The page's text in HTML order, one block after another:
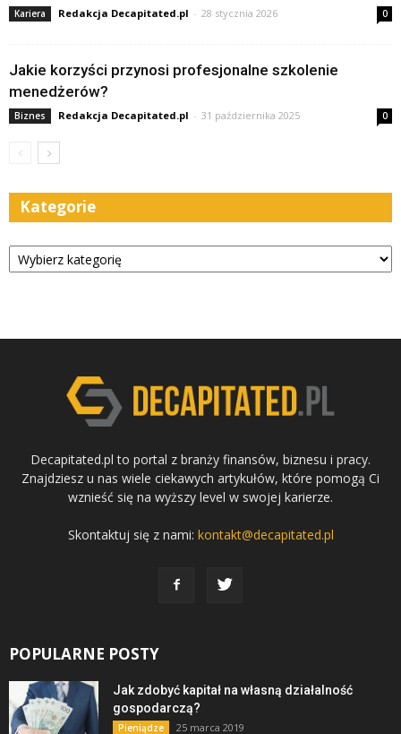
Kariera Redakcja Decapitated.pl - 28 stycznia 2026 0
Jakie korzyści przynosi profesjonalne szkolenie
menedżerów?
Biznes Redakcja Decapitated.pl - 31 października 2025 0
Kategorie
Kategorie
Decapitated.pl to portal z branży finansów, biznesu i pracy.
Znajdziesz u nas wiele ciekawych artykułów, które pomogą Ci
wznieść się na wyższy level w swojej karierze.
Skontaktuj się z nami: kontakt@decapitated.pl
POPULARNE POSTY
Jak zdobyć kapitał na własną działalność
gospodarczą?
Pieniądze 25 marca 2019